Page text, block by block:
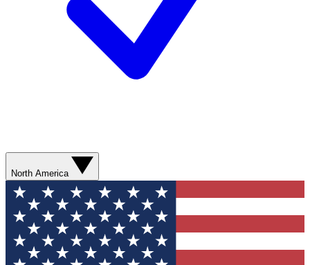
North America